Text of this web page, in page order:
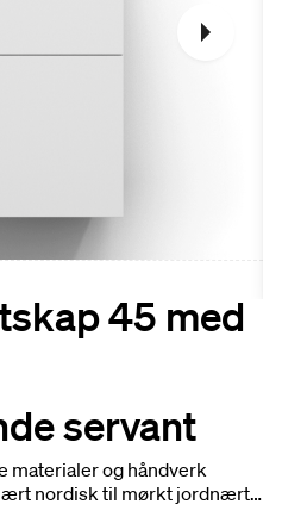
45 med
servant
materialer og håndverk
nordisk til mørkt jordnært.